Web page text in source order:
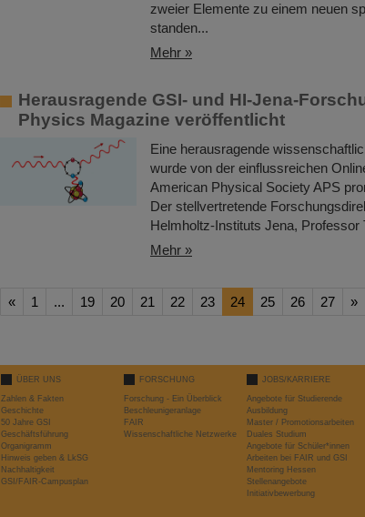
zweier Elemente zu einem neuen
standen...
Mehr »
Herausragende GSI- und HI-Jena-
Physics Magazine veröffentlicht
Eine herausragende
wurde von der einflussreichen
American Physical Society APS
Der stellvertretende
Helmholtz-Instituts Jena, Professor
Mehr »
« 1 ... 19 20 21 22 23 24 25 26 27 »
ÜBER UNS
Zahlen & Fakten
Geschichte
50 Jahre GSI
Geschäftsführung
Organigramm
Hinweis geben & LkSG
Nachhaltigkeit
GSI/FAIR-Campusplan
FORSCHUNG
Forschung - Ein Überblick
Beschleunigeranlage
FAIR
Wissenschaftliche Netzwerke
JOBS/KARRIERE
Angebote für Studierende
Ausbildung
Master / Promotionsarbeiten
Duales Studium
Angebote für Schüler*innen
Arbeiten bei FAIR und GSI
Mentoring Hessen
Stellenangebote
Initiativbewerbung